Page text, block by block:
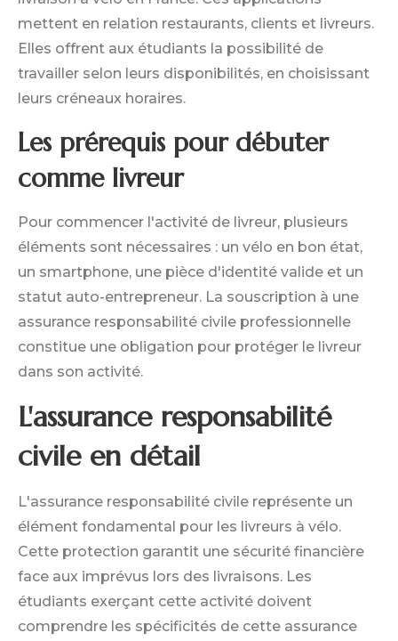
mettent en relation restaurants, clients et livreurs.
Elles offrent aux étudiants la possibilité de
travailler selon leurs disponibilités, en choisissant
leurs créneaux horaires.
Les prérequis pour débuter
comme livreur
Pour commencer l'activité de livreur, plusieurs
éléments sont nécessaires : un vélo en bon état,
un smartphone, une pièce d'identité valide et un
statut auto-entrepreneur. La souscription à une
assurance responsabilité civile professionnelle
constitue une obligation pour protéger le livreur
dans son activité.
L'assurance responsabilité
civile en détail
L'assurance responsabilité civile représente un
élément fondamental pour les livreurs à vélo.
Cette protection garantit une sécurité financière
face aux imprévus lors des livraisons. Les
étudiants exerçant cette activité doivent
comprendre les spécificités de cette assurance